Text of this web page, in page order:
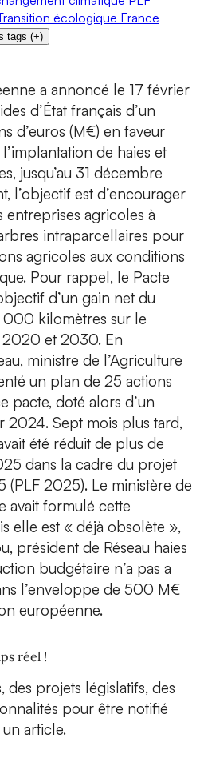
écologique France
tags (+)
a annoncé le 17 février
d’État français d’un
d’euros (M€) en faveur
de haies et
jusqu’au 31 décembre
l’objectif est d’encourager
entreprises agricoles à
intraparcellaires pour
agricoles aux conditions
Pour rappel, le Pacte
d’un gain net du
kilomètres sur le
2020 et 2030. En
ministre de l’Agriculture
un plan de 25 actions
pacte, doté alors d’un
2024. Sept mois plus tard,
été réduit de plus de
dans la cadre du projet
2025). Le ministère de
avait formulé cette
elle est « déjà obsolète »,
président de Réseau haies
budgétaire n’a pas a
l’enveloppe de 500 M€
européenne.
réel !
des projets législatifs, des
pour être notifié
article.